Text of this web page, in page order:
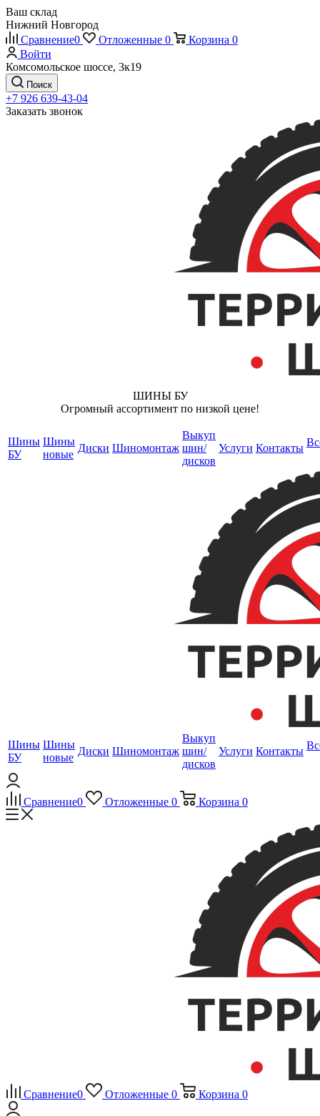
Ваш склад
Нижний Новгород
Сравнение0 Отложенные 0 Корзина 0
Войти
Комсомольское шоссе, 3к19
Поиск
+7 926 639-43-04
Заказать звонок
ШИНЫ БУ
Огромный ассортимент по низкой цене!
Шины
БУ
Шины
новые
Диски Шиномонтаж
Выкуп
шин/
дисков
Услуги Контакты
Шины
БУ
Шины
новые
Диски Шиномонтаж
Выкуп
шин/
дисков
Услуги Контакты
Сравнение0 Отложенные 0 Корзина 0
Сравнение0 Отложенные 0 Корзина 0